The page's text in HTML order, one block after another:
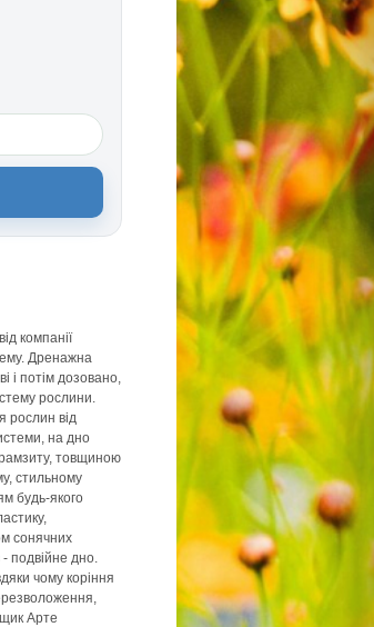
компанії
Дренажна
і потім дозовано,
рослини.
рослин від
на дно
товщиною
стильному
будь-якого
сонячних
подвійне дно.
чому коріння
Арте